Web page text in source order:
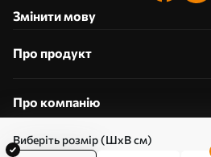
Виберіть розмір (ШхВ см)
Змінити мову
Про продукт
Про компанію